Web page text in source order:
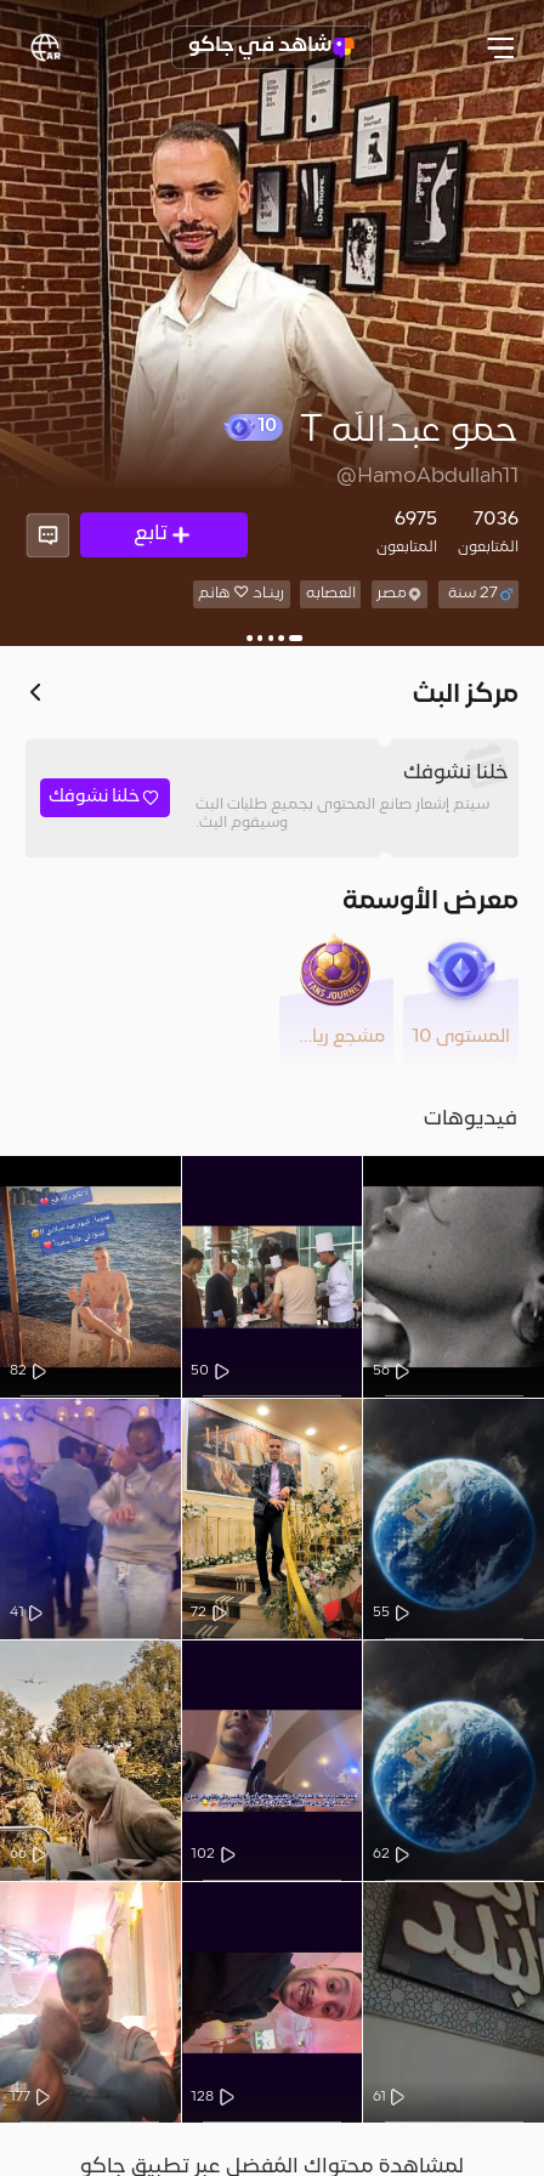
شاهد في جاكو
حمو عبدالله T
@HamoAbdullah11
7036
المُتابعون
6975
المتابعون
تابع
27 سنة مصر العصابه رينـاد ♡ هانم
مركز البث
خلنا نشوفك
سيتم إشعار صانع المحتوى بجميع طلبات البث
وسيقوم البث.
خلنا نشوفك
معرض الأوسمة
المستوى 10 مشجع رياضي
فيديوهات
56
50
82
55
72
41
62
102
66
61
128
177
لمشاهدة محتواك المُفضل عبر تطبيق جاكو